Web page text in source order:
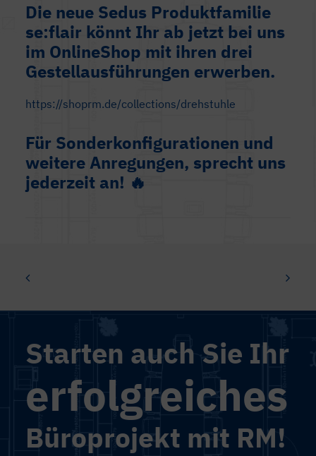
Die neue Sedus Produktfamilie
se:flair könnt Ihr ab jetzt bei uns
im OnlineShop mit ihren drei
Gestellausführungen erwerben.
https://shoprm.de/collections/drehstuhle
Für Sonderkonfigurationen und
weitere Anregungen, sprecht uns
jederzeit an! 🔥
Starten auch Sie Ihr
erfolgreiches
Büroprojekt mit RM!